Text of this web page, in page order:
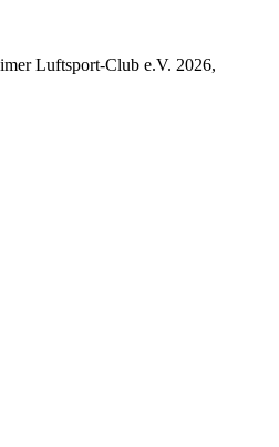
Luftsport-Club e.V. 2026,